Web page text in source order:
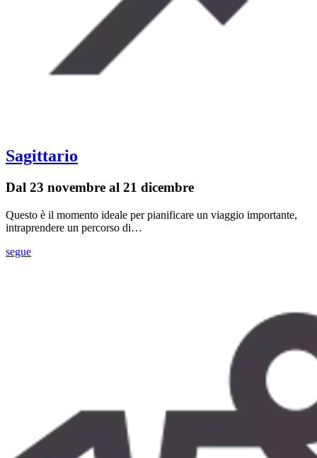
Sagittario
Dal 23 novembre al 21 dicembre
Questo è il momento ideale per pianificare un viaggio importante,
intraprendere un percorso di…
segue